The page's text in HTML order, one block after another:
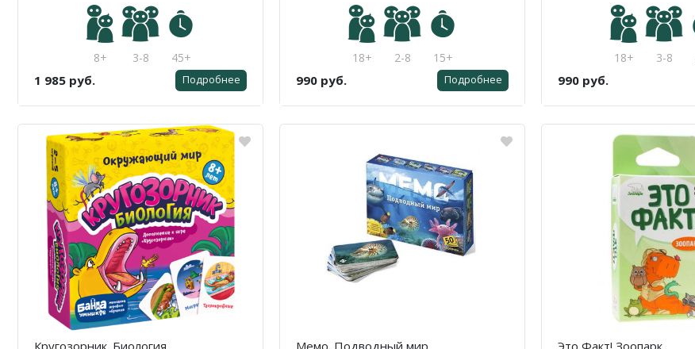
8+ 3-8 45+
1 985 руб. Подробнее
18+ 2-8 15+
990 руб. Подробнее
18+ 3-8
990 руб.
Кругозорник. Биология Мемо. Подводный мир Это Факт! Зоопарк